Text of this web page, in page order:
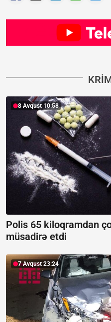
8 Avqust 10:58
Polis 65 kiloqramdan
müsadirə etdi
7 Avqust 23:24